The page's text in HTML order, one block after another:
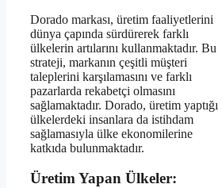
Dorado markası, üretim faaliyetlerini
dünya çapında sürdürerek farklı
ülkelerin artılarını kullanmaktadır. Bu
strateji, markanın çeşitli müşteri
taleplerini karşılamasını ve farklı
pazarlarda rekabetçi olmasını
sağlamaktadır. Dorado, üretim yaptığı
ülkelerdeki insanlara da istihdam
sağlamasıyla ülke ekonomilerine
katkıda bulunmaktadır.
Üretim Yapan Ülkeler: